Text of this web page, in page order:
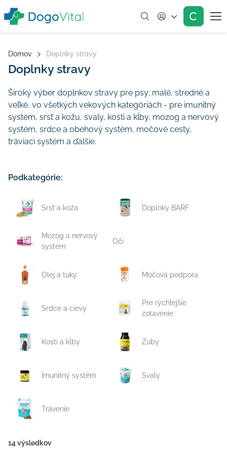
Account
Domov Doplnky stravy
Doplnky stravy
Široký výber doplnkov stravy pre psy; malé, stredné a
veľké, vo všetkých vekových kategóriách - pre imunitný
systém, srsť a kožu, svaly, kosti a kĺby, mozog a nervový
systém, srdce a obehový systém, močové cesty,
tráviaci systém a ďalšie.
Podkategórie:
Srsť a koža Doplnky BARF
Mozog a nervový
systém
Oči
Olej a tuky Močová podpora
Srdce a cievy
Pre rýchlejšie
zotavenie
Kosti a kĺby Zuby
Imunitný systém Svaly
Trávenie
14 výsledkov